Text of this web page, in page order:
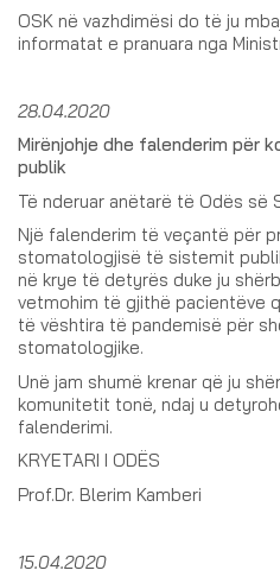
OSK në vazhdimësi do të ju
informatat e pranuara nga
28.04.2020
Mirënjohje dhe falenderim për
publik
Të nderuar anëtarë të Odës së
Një falenderim të veçantë për
stomatologjisë të sistemit
në krye të detyrës duke ju
vetmohim të gjithë pacientëve
të vështira të pandemisë për
stomatologjike.
Unë jam shumë krenar që ju
komunitetit tonë, ndaj u
falenderimi.
KRYETARI I ODËS
Prof.Dr. Blerim Kamberi
15.04.2020